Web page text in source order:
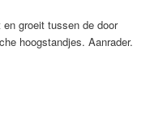
groeit tussen de door
hoogstandjes. Aanrader.